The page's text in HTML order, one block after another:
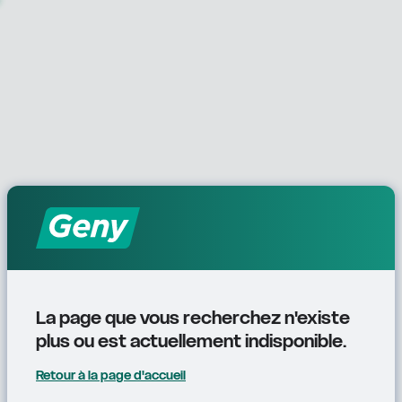
La page que vous recherchez n'existe
plus ou est actuellement indisponible.
Retour à la page d'accueil